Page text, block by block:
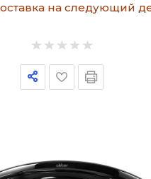
на следующий